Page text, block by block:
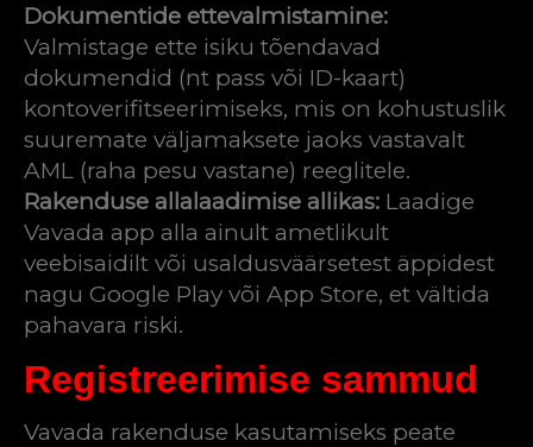
Dokumentide ettevalmistamine:
Valmistage ette isiku tõendavad
dokumendid (nt pass või ID-kaart)
kontoverifitseerimiseks, mis on kohustuslik
suuremate väljamaksete jaoks vastavalt
AML (raha pesu vastane) reeglitele.
Rakenduse allalaadimise allikas: Laadige
Vavada app alla ainult ametlikult
veebisaidilt või usaldusväärsetest äppidest
nagu Google Play või App Store, et vältida
pahavara riski.
Registreerimise sammud
Vavada rakenduse kasutamiseks peate